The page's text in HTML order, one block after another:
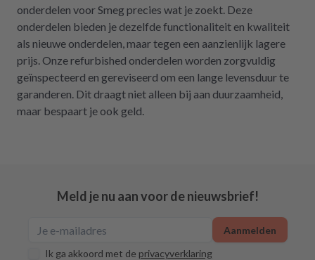
onderdelen voor Smeg precies wat je zoekt. Deze
onderdelen bieden je dezelfde functionaliteit en kwaliteit
als nieuwe onderdelen, maar tegen een aanzienlijk lagere
prijs. Onze refurbished onderdelen worden zorgvuldig
geïnspecteerd en gereviseerd om een lange levensduur te
garanderen. Dit draagt niet alleen bij aan duurzaamheid,
maar bespaart je ook geld.
Meld je nu aan voor de nieuwsbrief!
Ik ga akkoord met de privacyverklaring
Aanmelden